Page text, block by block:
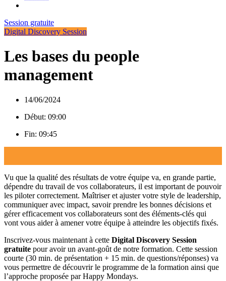
Session gratuite
Digital Discovery Session
Les bases du people
management
14/06/2024
Début: 09:00
Fin: 09:45
Vu que la qualité des résultats de votre équipe va, en grande partie,
dépendre du travail de vos collaborateurs, il est important de pouvoir
les piloter correctement. Maîtriser et ajuster votre style de leadership,
communiquer avec impact, savoir prendre les bonnes décisions et
gérer efficacement vos collaborateurs sont des éléments-clés qui
vont vous aider à amener votre équipe à atteindre les objectifs fixés.
Inscrivez-vous maintenant à cette Digital Discovery Session
gratuite pour avoir un avant-goût de notre formation. Cette session
courte (30 min. de présentation + 15 min. de questions/réponses) va
vous permettre de découvrir le programme de la formation ainsi que
l’approche proposée par Happy Mondays.